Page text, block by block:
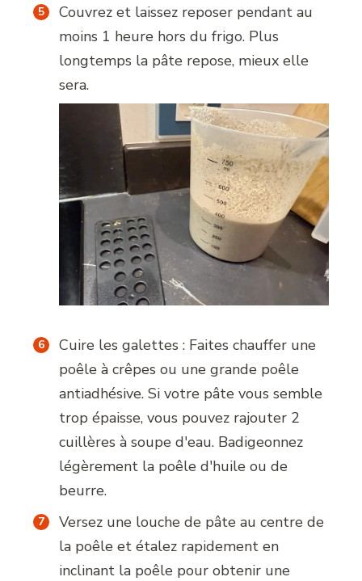
Couvrez et laissez reposer pendant au
moins 1 heure hors du frigo. Plus
longtemps la pâte repose, mieux elle
sera.
Cuire les galettes : Faites chauffer une
poêle à crêpes ou une grande poêle
antiadhésive. Si votre pâte vous semble
trop épaisse, vous pouvez rajouter 2
cuillères à soupe d'eau. Badigeonnez
légèrement la poêle d'huile ou de
beurre.
Versez une louche de pâte au centre de
la poêle et étalez rapidement en
inclinant la poêle pour obtenir une